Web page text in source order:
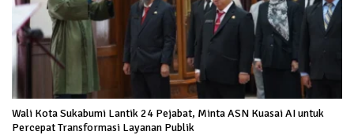
Wali Kota Sukabumi Lantik 24 Pejabat, Minta ASN Kuasai AI untuk
Percepat Transformasi Layanan Publik